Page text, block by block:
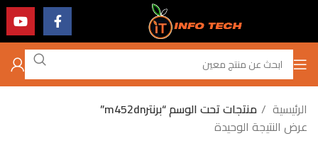
الرئيسية
منتجات تحت الوسم “برنترm452dn”
عرض النتيجة الوحيدة